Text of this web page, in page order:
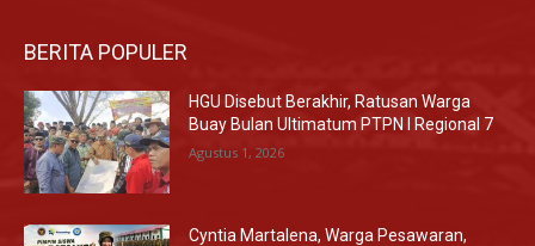
BERITA POPULER
HGU Disebut Berakhir, Ratusan Warga
Buay Bulan Ultimatum PTPN I Regional 7
Agustus 1, 2026
Cyntia Martalena, Warga Pesawaran,